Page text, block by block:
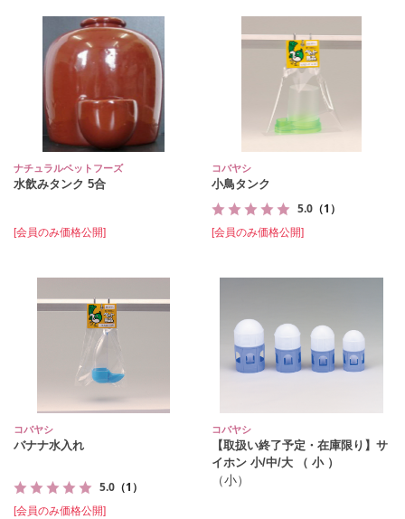
ナチュラルペットフーズ
水飲みタンク 5合
[会員のみ価格公開]
コバヤシ
小鳥タンク
5.0 （1）
[会員のみ価格公開]
コバヤシ
バナナ水入れ
5.0 （1）
[会員のみ価格公開]
コバヤシ
【取扱い終了予定・在庫限り】サ
イホン 小/中/大 （ 小 ）
（小）